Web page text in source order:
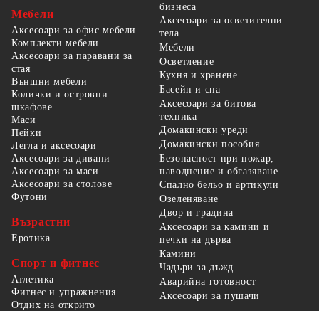
Мебели
Аксесоари за офис мебели
Комплекти мебели
Аксесоари за паравани за
стая
Външни мебели
Колички и островни
шкафове
Маси
Пейки
Легла и аксесоари
Аксесоари за дивани
Аксесоари за маси
Аксесоари за столове
Футони
Възрастни
Еротика
Спорт и фитнес
Атлетика
Фитнес и упражнения
Отдих на открито
бизнеса
Аксесоари за осветителни
тела
Мебели
Осветление
Кухня и хранене
Басейн и спа
Аксесоари за битова
техника
Домакински уреди
Домакински пособия
Безопасност при пожар,
наводнение и обгазяване
Спално бельо и артикули
Озеленяване
Двор и градина
Аксесоари за камини и
печки на дърва
Камини
Чадъри за дъжд
Аварийна готовност
Аксесоари за пушачи